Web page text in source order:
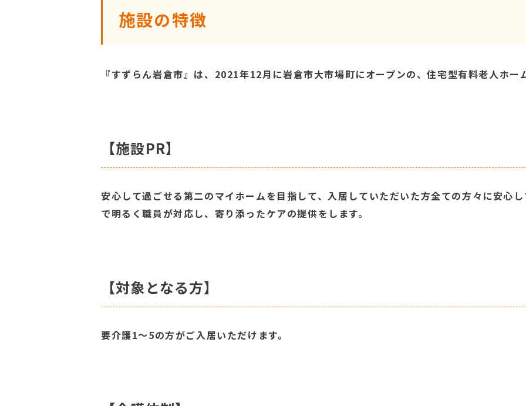
施設の特徴
『すずらん岩倉市』は、2021年12月に岩倉市大市場町にオープンの、住宅型有料老人ホー
【施設PR】
安心して過ごせる第二のマイホームを目指して、入居していただいた方全ての方々に安心
で明るく職員が対応し、寄り添ったケアの提供をします。
【対象となる方】
要介護1～5の方がご入居いただけます。